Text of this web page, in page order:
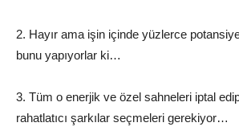
2. Hayır ama işin içinde yüzlerce
bunu yapıyorlar ki…
3. Tüm o enerjik ve özel sahneleri iptal
rahatlatıcı şarkılar seçmeleri gerekiyor…